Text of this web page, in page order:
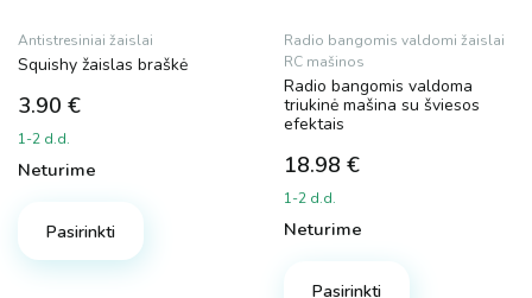
Antistresiniai žaislai
Squishy žaislas braškė
3.90 €
1-2 d.d.
Neturime
Pasirinkti
Radio bangomis valdomi žaislai
RC mašinos
Radio bangomis valdoma
triukinė mašina su šviesos
efektais
18.98 €
1-2 d.d.
Neturime
Pasirinkti